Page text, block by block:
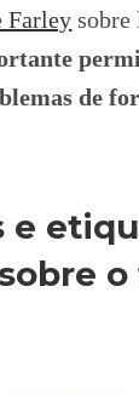
Farley sobre
de
e